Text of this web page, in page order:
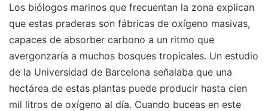
Los biólogos marinos que frecuentan la zona explican
que estas praderas son fábricas de oxígeno masivas,
capaces de absorber carbono a un ritmo que
avergonzaría a muchos bosques tropicales. Un estudio
de la Universidad de Barcelona señalaba que una
hectárea de estas plantas puede producir hasta cien
mil litros de oxígeno al día. Cuando buceas en este